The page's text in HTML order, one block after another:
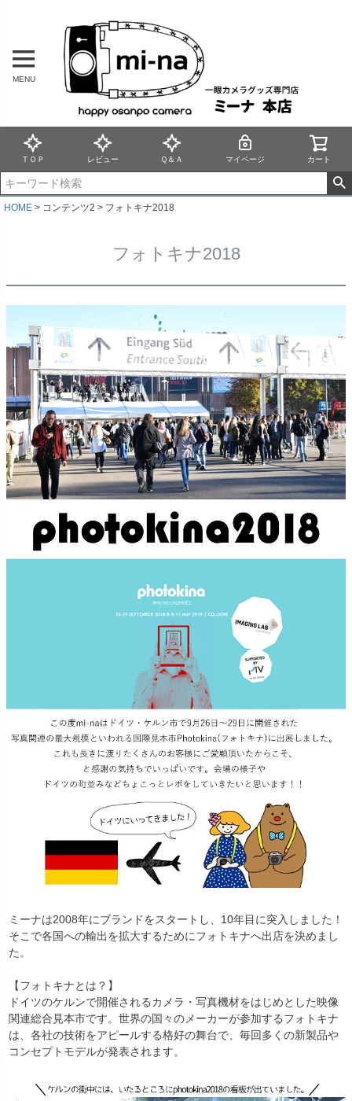
MENU
ＴＯＰ レビュー Ｑ＆Ａ マイページ カート
HOME コンテンツ2 フォトキナ2018
フォトキナ2018
ミーナは2008年にブランドをスタートし、10年目に突入しました！
そこで各国への輸出を拡大するためにフォトキナへ出店を決めまし
た。
【フォトキナとは？】
ドイツのケルンで開催されるカメラ・写真機材をはじめとした映像
関連総合見本市です。世界の国々のメーカーが参加するフォトキナ
は、各社の技術をアピールする格好の舞台で、毎回多くの新製品や
コンセプトモデルが発表されます。